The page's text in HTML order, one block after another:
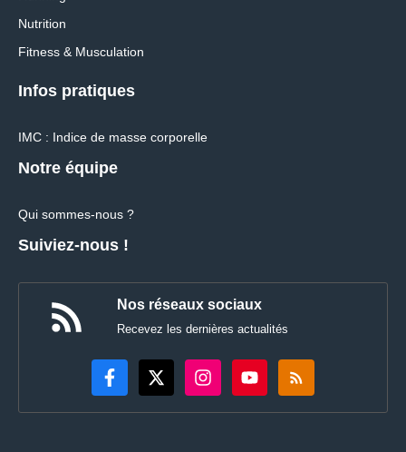
Nutrition
Fitness & Musculation
Infos pratiques
IMC : Indice de masse corporelle
Notre équipe
Qui sommes-nous ?
Suiviez-nous !
Nos réseaux sociaux
Recevez les dernières actualités